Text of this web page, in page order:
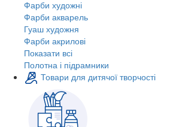
Фарби художні
Фарби акварель
Гуаш художня
Фарби акрилові
Показати всі
Полотна і підрамники
Товари для дитячої творчості